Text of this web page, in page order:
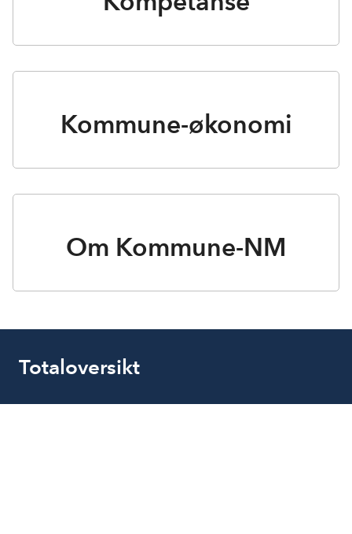
Kommune-økonomi
Om Kommune-NM
Totaloversikt